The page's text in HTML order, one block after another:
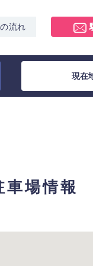
流れ
現在
車場情報